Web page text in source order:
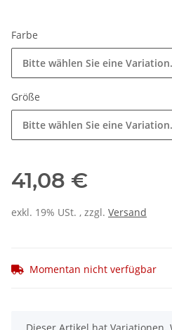
Farbe
Bitte wählen Sie eine Variation.
Größe
Bitte wählen Sie eine Variation.
41,08 €
exkl. 19% USt. , zzgl. Versand
Momentan nicht verfügbar
x